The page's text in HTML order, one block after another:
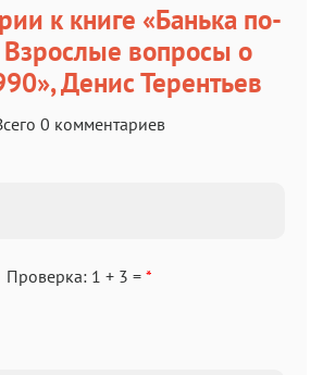
к книге «Банька по-
вопросы о
Денис Терентьев
0 комментариев
Проверка: 1 + 3 = *